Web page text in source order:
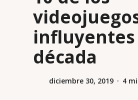
influyentes
década
diciembre 30, 2019 4